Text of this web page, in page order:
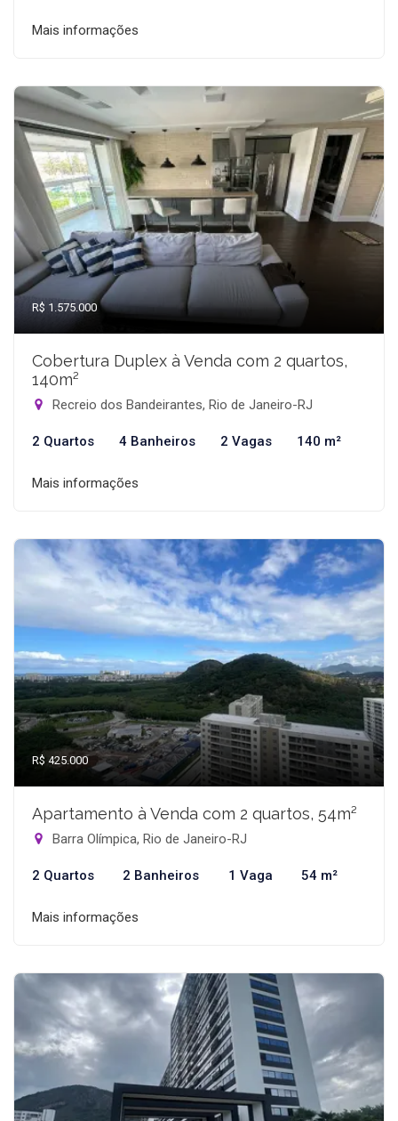
Mais informações
R$ 1.575.000
Cobertura Duplex à Venda com 2 quartos,
140m²
Recreio dos Bandeirantes, Rio de Janeiro-RJ
2 Quartos 4 Banheiros 2 Vagas 140 m²
Mais informações
R$ 425.000
Apartamento à Venda com 2 quartos, 54m²
Barra Olímpica, Rio de Janeiro-RJ
2 Quartos 2 Banheiros 1 Vaga 54 m²
Mais informações